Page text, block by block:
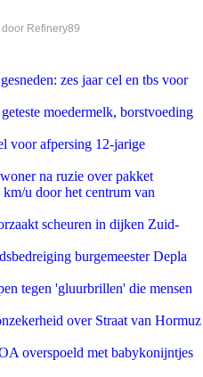
Refinery89
zes jaar cel en tbs voor
moedermelk, borstvoeding
voor afpersing 12-jarige
na ruzie over pakket
u door het centrum van
scheuren in dijken Zuid-
burgemeester Depla
tegen 'gluurbrillen' die mensen
over Straat van Hormuz
overspoeld met babykonijntjes